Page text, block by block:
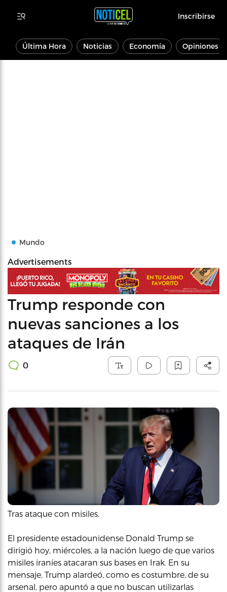
Inscribirse
Última Hora Noticias Economía Opiniones
Mundo
Advertisements
Trump responde con
nuevas sanciones a los
ataques de Irán
0
Tras ataque con misiles.
El presidente estadounidense Donald Trump se
dirigió hoy, miércoles, a la nación luego de que varios
misiles iraníes atacaran sus bases en Irak. En su
mensaje, Trump alardeó, como es costumbre, de su
arsenal, pero apuntó a que no buscan utilizarlas